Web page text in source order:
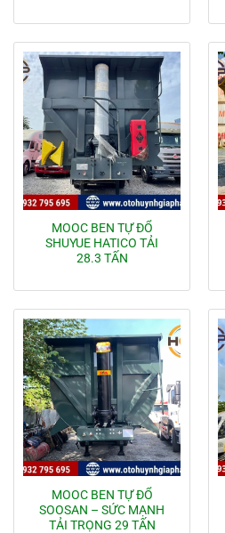
MOOC BEN TỰ ĐỔ
SHUYUE HATICO TẢI
28.3 TẤN
MOOC BEN TỰ ĐỔ
SOOSAN – SỨC MẠNH
TẢI TRỌNG 29 TẤN